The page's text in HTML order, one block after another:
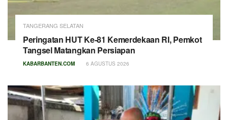
TANGERANG SELATAN
Peringatan HUT Ke-81 Kemerdekaan RI, Pemkot
Tangsel Matangkan Persiapan
KABARBANTEN.COM 6 AGUSTUS 2026